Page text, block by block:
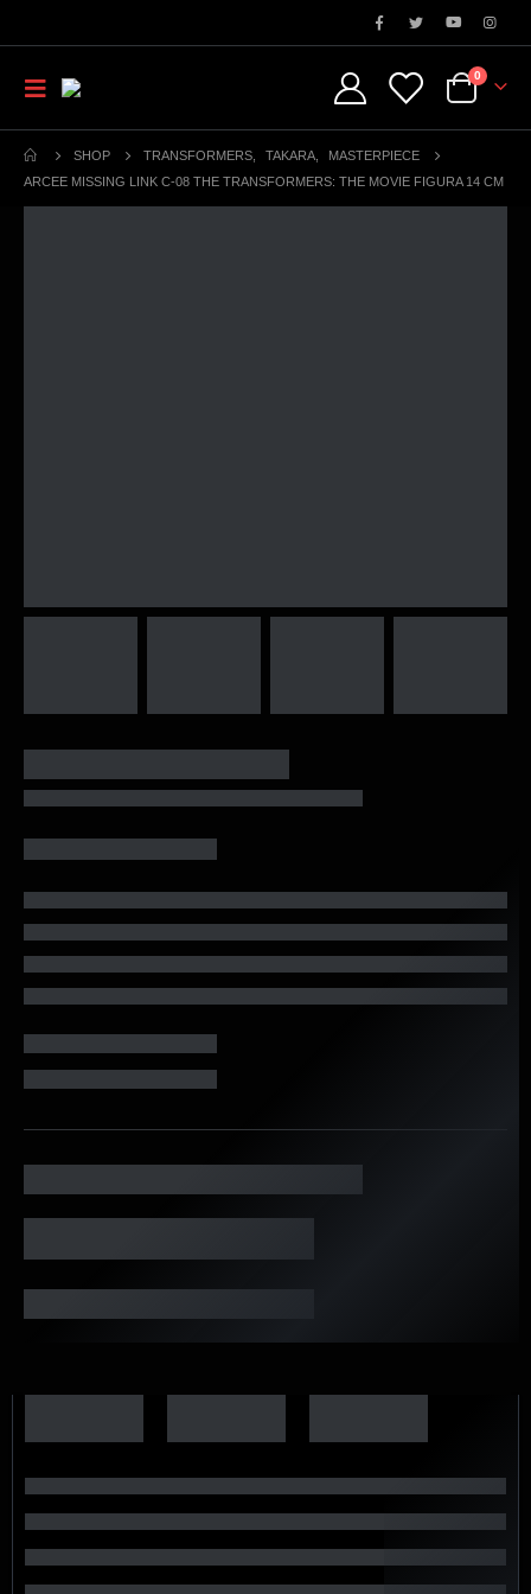
0
SHOP TRANSFORMERS TAKARA
MASTERPIECE
ARCEE MISSING LINK C-08 THE TRANSFORMERS: THE MOVIE FIGURA 14 CM